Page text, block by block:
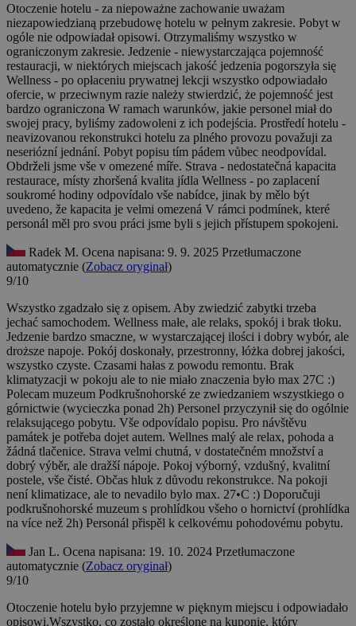
Otoczenie hotelu - za niepoważne zachowanie uważam
niezapowiedzianą przebudowę hotelu w pełnym zakresie. Pobyt w
ogóle nie odpowiadał opisowi. Otrzymaliśmy wszystko w
ograniczonym zakresie. Jedzenie - niewystarczająca pojemność
restauracji, w niektórych miejscach jakość jedzenia pogorszyła się
Wellness - po opłaceniu prywatnej lekcji wszystko odpowiadało
ofercie, w przeciwnym razie należy stwierdzić, że pojemność jest
bardzo ograniczona W ramach warunków, jakie personel miał do
swojej pracy, byliśmy zadowoleni z ich podejścia. Prostředí hotelu -
neavizovanou rekonstrukci hotelu za plného provozu považuji za
neseriózní jednání. Pobyt popisu tím pádem vůbec neodpovídal.
Obdrželi jsme vše v omezené míře. Strava - nedostatečná kapacita
restaurace, místy zhoršená kvalita jídla Wellness - po zaplacení
soukromé hodiny odpovídalo vše nabídce, jinak by mělo být
uvedeno, že kapacita je velmi omezená V rámci podmínek, které
personál měl pro svou práci jsme byli s jejich přístupem spokojeni.
Radek M. Ocena napisana: 9. 9. 2025 Przetłumaczone
automatycznie (Zobacz oryginał)
9/10
Wszystko zgadzało się z opisem. Aby zwiedzić zabytki trzeba
jechać samochodem. Wellness małe, ale relaks, spokój i brak tłoku.
Jedzenie bardzo smaczne, w wystarczającej ilości i dobry wybór, ale
droższe napoje. Pokój doskonały, przestronny, łóżka dobrej jakości,
wszystko czyste. Czasami hałas z powodu remontu. Brak
klimatyzacji w pokoju ale to nie miało znaczenia było max 27C :)
Polecam muzeum Podkrušnohorské ze zwiedzaniem wszystkiego o
górnictwie (wycieczka ponad 2h) Personel przyczynił się do ogólnie
relaksującego pobytu. Vše odpovídalo popisu. Pro návštěvu
památek je potřeba dojet autem. Wellnes malý ale relax, pohoda a
žádná tlačenice. Strava velmi chutná, v dostatečném množství a
dobrý výběr, ale dražší nápoje. Pokoj výborný, vzdušný, kvalitní
postele, vše čisté. Občas hluk z důvodu rekonstrukce. Na pokoji
není klimatizace, ale to nevadilo bylo max. 27•C :) Doporučuji
podkrušnohorské muzeum s prohlídkou všeho o hornictví (prohlídka
na více než 2h) Personál přispěl k celkovému pohodovému pobytu.
Jan L. Ocena napisana: 19. 10. 2024 Przetłumaczone
automatycznie (Zobacz oryginał)
9/10
Otoczenie hotelu było przyjemne w pięknym miejscu i odpowiadało
opisowi.Wszystko, co zostało określone na kuponie, który